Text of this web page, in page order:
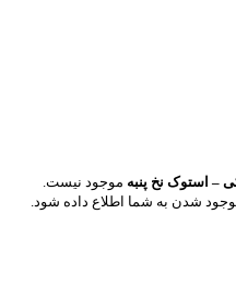
موجود نیست.
شدن به شما اطلاع داده شود.